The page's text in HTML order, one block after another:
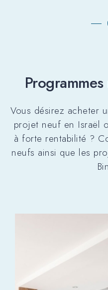
Vous désirez acheter
projet neuf en Israël
à forte rentabilité ?
neufs ainsi que les